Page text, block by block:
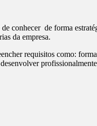
conhecer de forma
da empresa.
requisitos como: